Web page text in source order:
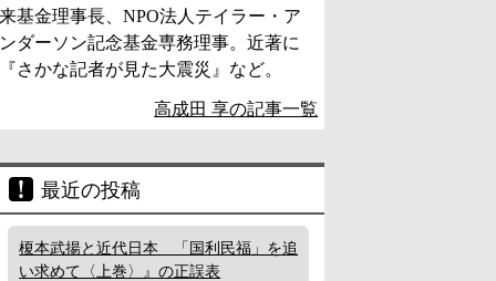
来基金理事長、NPO法人テイラー・ア
ンダーソン記念基金専務理事。近著に
『さかな記者が見た大震災』など。
高成田 享の記事一覧
最近の投稿
榎本武揚と近代日本 「国利民福」を追
い求めて〈上巻〉』の正誤表